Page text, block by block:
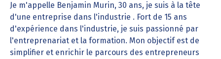
Je m'appelle Benjamin Murin, 30 ans, je suis à la tête
d'une entreprise dans l'industrie . Fort de 15 ans
d'expérience dans l'industrie, je suis passionné par
l'entreprenariat et la formation. Mon objectif est de
simplifier et enrichir le parcours des entrepreneurs